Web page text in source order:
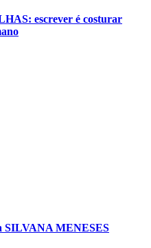
escrever é costurar
SILVANA MENESES